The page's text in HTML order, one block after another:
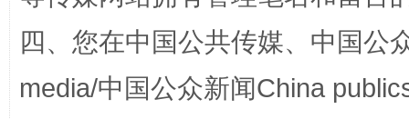
四、您在中国公共传媒、中国公
media/中国公众新闻China